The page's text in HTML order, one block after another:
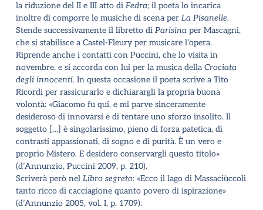
la riduzione del II e III atto di Fedra; il poeta lo incarica
inoltre di comporre le musiche di scena per La Pisanelle.
Stende successivamente il libretto di Parisinaper Mascagni,
che si stabilisce a Castel-Fleury per musicare l’opera.
Riprende anche i contatti con Puccini, che lo visita in
novembre, e si accorda con lui per la musica della Crociata
degli innocenti. In questa occasione il poeta scrive a Tito
Ricordi per rassicurarlo e dichiarargli la propria buona
volontà: «Giacomo fu qui, e mi parve sinceramente
desideroso di innovarsi e di tentare uno sforzo insolito. Il
soggetto […] è singolarissimo, pieno di forza patetica, di
contrasti appassionati, di sogno e di purità. È un vero e
proprio Mistero. E desidero conservargli questo titolo»
(d’Annunzio, Puccini 2009, p. 210).
Scriverà però nel Libro segreto: «Ecco il lago di Massaciùccoli
tanto ricco di cacciagione quanto povero di ispirazione»
(d’Annunzio 2005, vol. I, p. 1709).